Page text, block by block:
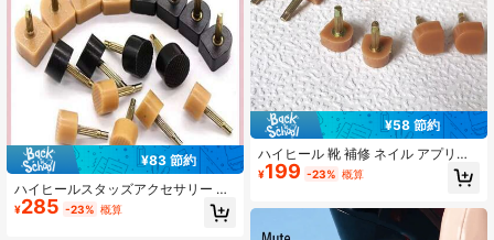
¥83 節約
ハイヒールスタッズアクセサリー 3
ペア/5ペア、ヒールキャップ、滑り
止め 耐摩耗ヒールチップ、ハイヒー
¥285 -23% 概算
¥58 節約
ハイヒール 靴 補修 ネイル アプリコ
ット 耐滑性 裏革 本芯 貼り芯 付け替
え 補強アクセサリー
¥199 -23% 概算